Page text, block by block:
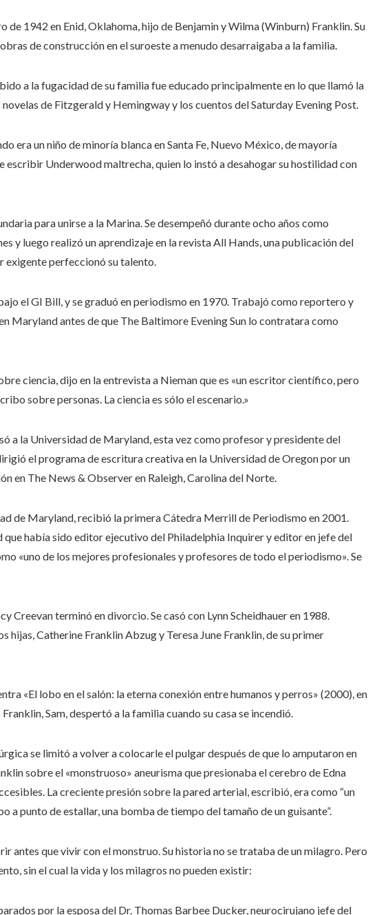
de 1942 en Enid, Oklahoma, hijo de Benjamin y Wilma (Winburn) Franklin. Su
de construcción en el suroeste a menudo desarraigaba a la familia.
a la fugacidad de su familia fue educado principalmente en lo que llamó la
novelas de Fitzgerald y Hemingway y los cuentos del Saturday Evening Post.
era un niño de minoría blanca en Santa Fe, Nuevo México, de mayoría
escribir Underwood maltrecha, quien lo instó a desahogar su hostilidad con
para unirse a la Marina. Se desempeñó durante ocho años como
y luego realizó un aprendizaje en la revista All Hands, una publicación del
exigente perfeccionó su talento.
el GI Bill, y se graduó en periodismo en 1970. Trabajó como reportero y
Maryland antes de que The Baltimore Evening Sun lo contratara como
ciencia, dijo en la entrevista a Nieman que es «un escritor científico, pero
sobre personas. La ciencia es sólo el escenario.»
a la Universidad de Maryland, esta vez como profesor y presidente del
el programa de escritura creativa en la Universidad de Oregon por un
en The News & Observer en Raleigh, Carolina del Norte.
de Maryland, recibió la primera Cátedra Merrill de Periodismo en 2001.
que había sido editor ejecutivo del Philadelphia Inquirer y editor en jefe del
«uno de los mejores profesionales y profesores de todo el periodismo». Se
Creevan terminó en divorcio. Se casó con Lynn Scheidhauer en 1988.
hijas, Catherine Franklin Abzug y Teresa June Franklin, de su primer
«El lobo en el salón: la eterna conexión entre humanos y perros» (2000), en
Sam, despertó a la familia cuando su casa se incendió.
se limitó a volver a colocarle el pulgar después de que lo amputaron en
sobre el «monstruoso» aneurisma que presionaba el cerebro de Edna
La creciente presión sobre la pared arterial, escribió, era como “un
a punto de estallar, una bomba de tiempo del tamaño de un guisante”.
antes que vivir con el monstruo. Su historia no se trataba de un milagro. Pero
sin el cual la vida y los milagros no pueden existir:
por la esposa del Dr. Thomas Barbee Ducker, neurocirujano jefe del